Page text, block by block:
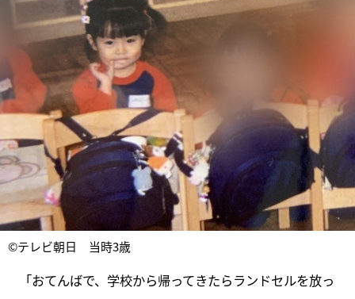
©テレビ朝日 当時3歳
「おてんばで、学校から帰ってきたらランドセルを放っ